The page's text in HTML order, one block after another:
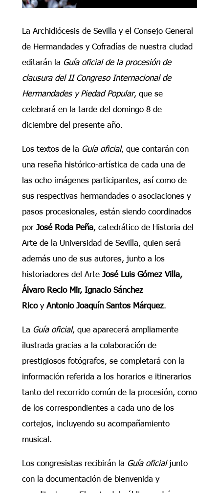
La Archidiócesis de Sevilla y el Consejo General
de Hermandades y Cofradías de nuestra ciudad
editarán la Guía oficial de la procesión de
clausura del II Congreso Internacional de
Hermandades y Piedad Popular, que se
celebrará en la tarde del domingo 8 de
diciembre del presente año.
Los textos de la Guía oficial, que contarán con
una reseña histórico-artística de cada una de
las ocho imágenes participantes, así como de
sus respectivas hermandades o asociaciones y
pasos procesionales, están siendo coordinados
por José Roda Peña, catedrático de Historia del
Arte de la Universidad de Sevilla, quien será
además uno de sus autores, junto a los
historiadores del Arte José Luis Gómez Villa,
Álvaro Recio Mir, Ignacio Sánchez
RicoyAntonio Joaquín Santos Márquez.
La Guía oficial, que aparecerá ampliamente
ilustrada gracias a la colaboración de
prestigiosos fotógrafos, se completará con la
información referida a los horarios e itinerarios
tanto del recorrido común de la procesión, como
de los correspondientes a cada uno de los
cortejos, incluyendo su acompañamiento
musical.
Los congresistas recibirán la Guía oficialjunto
con la documentación de bienvenida y